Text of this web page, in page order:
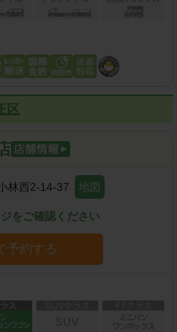
区
林西2-14-37 地図
をご確認ください
予約する